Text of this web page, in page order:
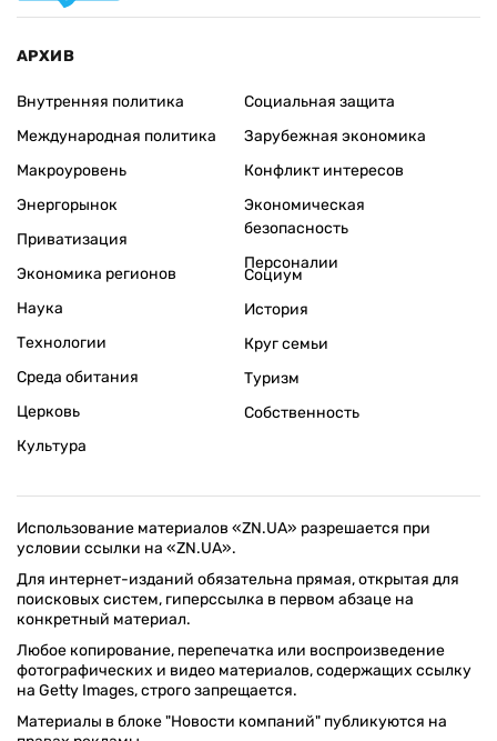
АРХИВ
Внутренняя политика
Международная политика
Макроуровень
Энергорынок
Приватизация
Экономика регионов
Социальная защита
Зарубежная экономика
Конфликт интересов
Экономическая
безопасность
Персоналии
Наука
Технологии
Среда обитания
Церковь
Культура
Социум
История
Круг семьи
Туризм
Собственность
Использование материалов «ZN.UA» разрешается при
условии ссылки на «ZN.UA».
Для интернет-изданий обязательна прямая, открытая для
поисковых систем, гиперссылка в первом абзаце на
конкретный материал.
Любое копирование, перепечатка или воспроизведение
фотографических и видео материалов, содержащих ссылку
на Getty Images, строго запрещается.
Материалы в блоке "Новости компаний" публикуются на